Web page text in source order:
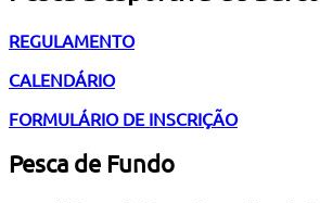
REGULAMENTO
CALENDÁRIO
FORMULÁRIO DE INSCRIÇÃO
Pesca de Fundo